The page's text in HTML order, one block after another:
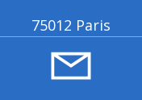
75012 Paris